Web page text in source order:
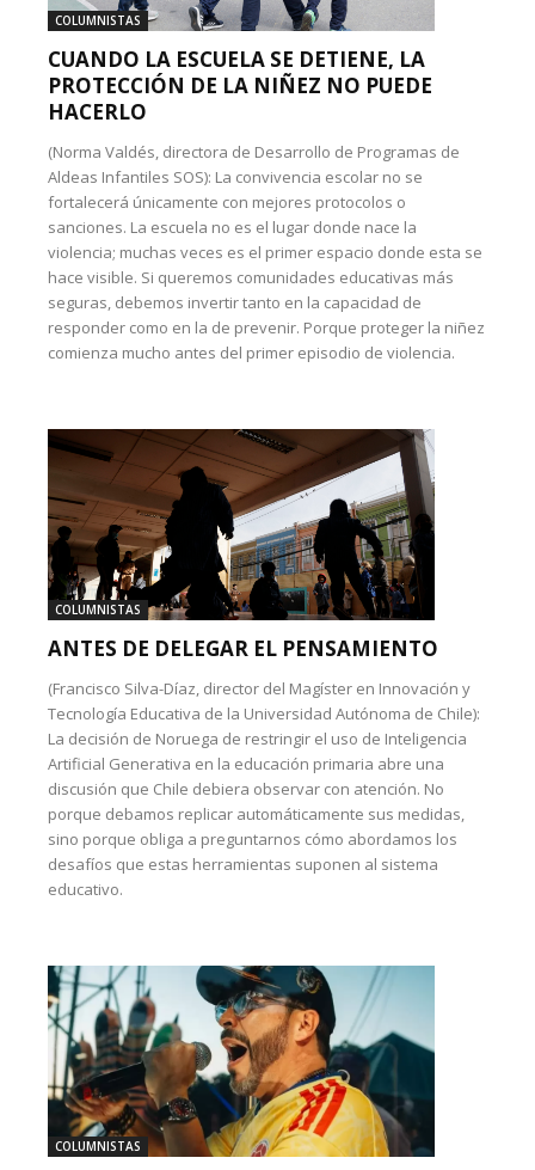
COLUMNISTAS
CUANDO LA ESCUELA SE DETIENE, LA
PROTECCIÓN DE LA NIÑEZ NO PUEDE
HACERLO
(Norma Valdés, directora de Desarrollo de Programas de
Aldeas Infantiles SOS): La convivencia escolar no se
fortalecerá únicamente con mejores protocolos o
sanciones. La escuela no es el lugar donde nace la
violencia; muchas veces es el primer espacio donde esta se
hace visible. Si queremos comunidades educativas más
seguras, debemos invertir tanto en la capacidad de
responder como en la de prevenir. Porque proteger la niñez
comienza mucho antes del primer episodio de violencia.
COLUMNISTAS
ANTES DE DELEGAR EL PENSAMIENTO
(Francisco Silva-Díaz, director del Magíster en Innovación y
Tecnología Educativa de la Universidad Autónoma de Chile):
La decisión de Noruega de restringir el uso de Inteligencia
Artificial Generativa en la educación primaria abre una
discusión que Chile debiera observar con atención. No
porque debamos replicar automáticamente sus medidas,
sino porque obliga a preguntarnos cómo abordamos los
desafíos que estas herramientas suponen al sistema
educativo.
COLUMNISTAS